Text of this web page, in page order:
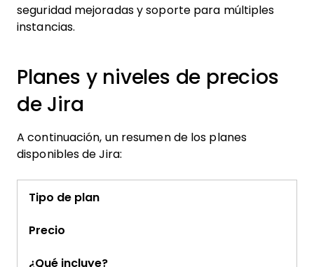
seguridad mejoradas y soporte para múltiples
instancias.
Planes y niveles de precios
de Jira
A continuación, un resumen de los planes
disponibles de Jira:
Tipo de plan
Precio
¿Qué incluye?